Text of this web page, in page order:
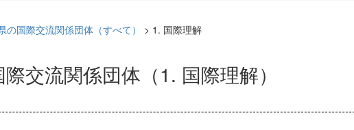
の国際交流関係団体（すべて） > 1. 国際理解
交流関係団体（1. 国際理解）